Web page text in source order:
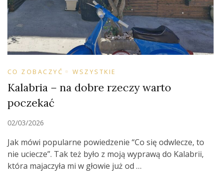
CO ZOBACZYĆ WSZYSTKIE
Kalabria – na dobre rzeczy warto
poczekać
02/03/2026
Jak mówi popularne powiedzenie “Co się odwlecze, to
nie uciecze”. Tak też było z moją wyprawą do Kalabrii,
która majaczyła mi w głowie już od …